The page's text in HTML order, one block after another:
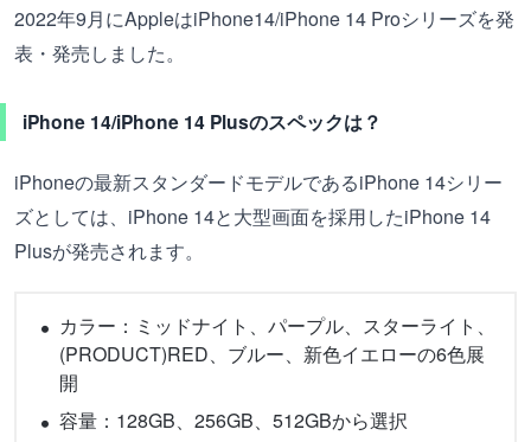
2022年9月にAppleはiPhone14/iPhone 14 Proシリーズを発
表・発売しました。
iPhone 14/iPhone 14 Plusのスペックは？
iPhoneの最新スタンダードモデルであるiPhone 14シリー
ズとしては、iPhone 14と大型画面を採用したiPhone 14
Plusが発売されます。
カラー：ミッドナイト、パープル、スターライト、
(PRODUCT)RED、ブルー、新色イエローの6色展
開
容量：128GB、256GB、512GBから選択